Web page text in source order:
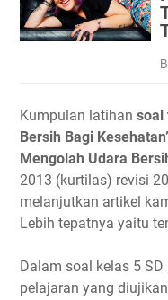
Kumpulan latihan soal
Bersih Bagi
Mengolah Udara
2013 (kurtilas) revisi
melanjutkan artikel
Lebih tepatnya yaitu
Dalam soal kelas 5
pelajaran yang